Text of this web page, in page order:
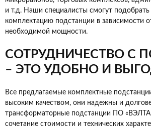
и т.д. Наши специалисты смогут
комплектацию подстанции в зависимости
необходимой мощности.
СОТРУДНИЧЕСТВО С
– ЭТО УДОБНО И
Все предлагаемые комплектные
высоким качеством, они надежны и
трансформаторные подстанции ПО
сочетание стоимости и технических